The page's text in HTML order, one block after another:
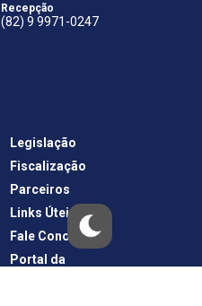
Recepção
(82) 9 9971-0247
Legislação
Fiscalização
Parceiros
Links Úteis
Fale Conosco
Portal da